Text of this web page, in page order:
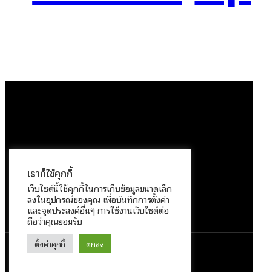
เราก็ใช้คุกกี้
เว็บไซต์นี้ใช้คุกกี้ในการเก็บข้อมูลขนาดเล็ก
ลงในอุปกรณ์ของคุณ เพื่อบันทึกการตั้งค่า
และจุดประสงค์อื่นๆ การใช้งานเว็บไซต์ต่อ
ถือว่าคุณยอมรับ
ตั้งค่าคุกกี้ ตกลง